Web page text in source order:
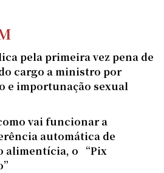
pela primeira vez pena de
cargo a ministro por
e importunação sexual
vai funcionar a
automática de
alimentícia, o “Pix